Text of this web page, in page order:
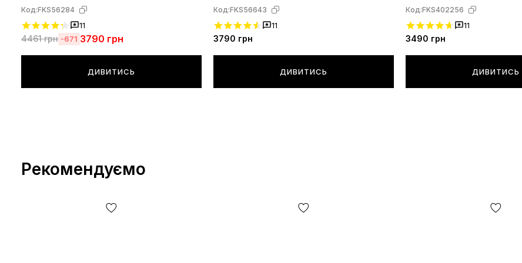
Код:FKS56284
11
4461грн -671 3790 грн
ДИВИТИСЬ
Код:FKS56643
11
3790 грн
ДИВИТИСЬ
Код:FKS402256
11
3490 грн
ДИВИТИСЬ
Рекомендуємо